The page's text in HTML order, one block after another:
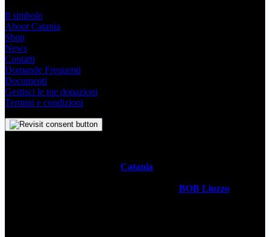
Il simbolo
About Catania
Shop
News
Contatti
Domande Frequenti
Documenti
Gestisci le tue donazioni
Termini e condizioni
Catania
BOB Liuzzo, questo